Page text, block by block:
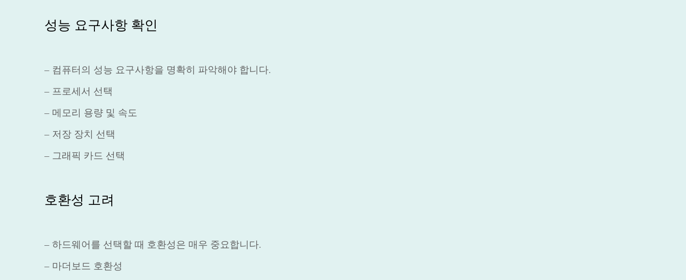
성능 요구사항 확인
– 컴퓨터의 성능 요구사항을 명확히 파악해야 합니다.
– 프로세서 선택
– 메모리 용량 및 속도
– 저장 장치 선택
– 그래픽 카드 선택
호환성 고려
– 하드웨어를 선택할 때 호환성은 매우 중요합니다.
– 마더보드 호환성